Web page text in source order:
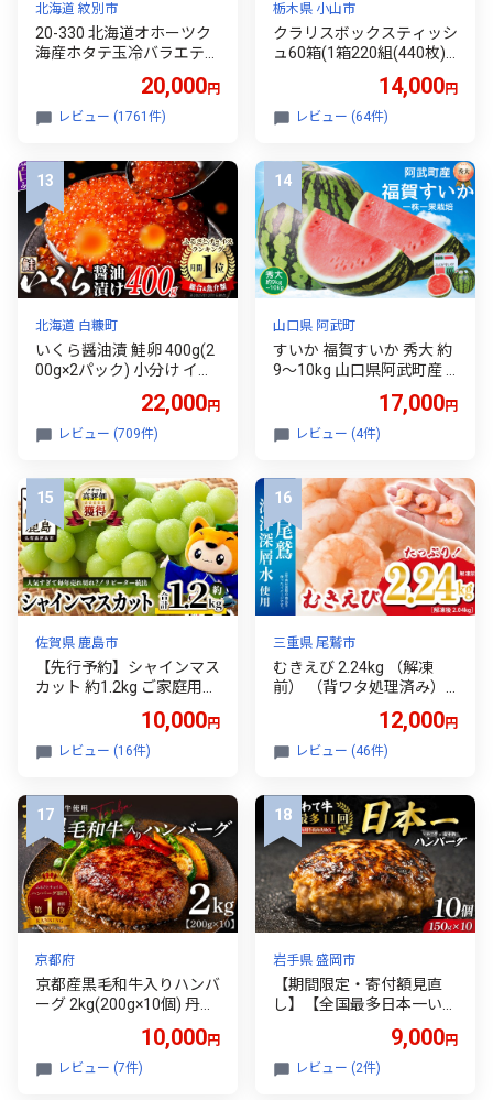
北海道 紋別市
20-330 北海道オホーツク
海産ホタテ玉冷バラエティ
ズ不揃い ホタテ ほたて 帆
立 ホタテ貝柱 ホタテ刺身
紋別市ホタテ 訳アリホタ
テ 不揃いホタテ 貝柱 魚介
魚介類 海鮮 カルパッチョ
ホタテソテー バーベキュ
ー ホタテフライ ホタテマ
リネ ホタテ炊き込みご飯
訳あり サイズ不揃い
20,000円
レビュー (1761件)
栃木県 小山市
クラリスボックスティッシ
ュ60箱(1箱220組(440枚))
14,000円
レビュー (64件)
北海道 白糠町
いくら醤油漬 鮭卵 400g(2
00g×2パック) 小分け イク
北海道 白糠町 海鮮 海鮮丼
ごはんのお供 手巻き寿司
税 いくら醤油漬け 醤油い
くら いくら北海道 醤油鮭
いくら ikura 大好評品 ふる
さとチョイス チョイス
22,000円
レビュー (709件)
山口県 阿武町
すいか 福賀すいか 秀大 約
9～10kg 山口県阿武町産 1
026年7月上旬～8月中旬順
次発送】
17,000円
レビュー (4件)
佐賀県 鹿島市
【先行予約】シャインマス
カット 約1.2kg ご家庭用
以降発送】 B-65810,000円
レビュー (16件)
三重県 尾鷲市
むきえび 2.24kg （解凍
前） （背ワタ処理済み）
用 冷凍 バラ凍結 小分け で
使いやすい サイズ エビ ぷ
Y-10
12,000円
レビュー (46件)
京都府
京都産黒毛和牛入りハンバ
ーグ 2kg(200g×10個) 丹波
黒毛和牛 ハンバーグ 人気
合い挽き 冷凍ハンバーグ
10,000円
レビュー (7件)
岩手県 盛岡市
【期間限定・寄付額見直
し】【全国最多日本一いわ
kg(150g×10個) いわて牛 ×
岩中豚 ハンバーグ 合挽き
9,000円
レビュー (2件)